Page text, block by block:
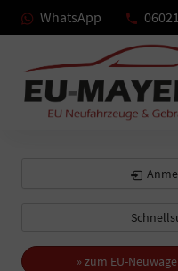
WhatsApp
» zum EU-